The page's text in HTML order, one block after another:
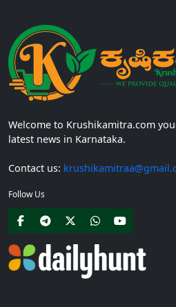
Welcome to Krushikamitra.com
latest news in Karnataka.
Contact us:
Follow Us